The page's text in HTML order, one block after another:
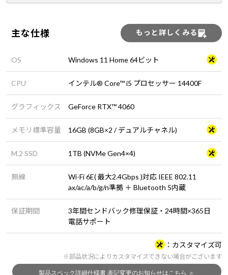
主な仕様 もっと詳しくみる
OS Windows 11 Home 64ビット
CPU インテル® Core™ i5 プロセッサー 14400F
グラフィックス GeForce RTX™ 4060
メモリ標準容量 16GB (8GB×2 / デュアルチャネル)
M.2 SSD 1TB (NVMe Gen4×4)
無線
Wi-Fi 6E( 最大2.4Gbps )対応 IEEE 802.11
ax/ac/a/b/g/n準拠 ＋ Bluetooth 5内蔵
保証期間
3年間センドバック修理保証・24時間×365日
電話サポート
カスタマイズ可
※部品状況によりカスタマイズできない場合がございます